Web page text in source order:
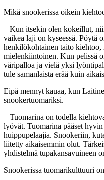
Mikä snookerissa oikein
– Kun itsekin olen kokeillut,
vaikea laji on kyseessä. Pöytä
henkilökohtainen taito kiehtoo,
mielenkiintoinen. Kun pelissä
väripalloa ja vielä yksi
tule samanlaista erää kuin
Eipä mennyt kauaa, kun
snookertuomariksi.
– Tuomarina on todella
lyövät. Tuomarina pääset
huippupelaajia. Snookeriin,
liitetty aikaisemmin olut.
yhdistelmä tupakansavuineen
Snookerissa tuomarikulttuuri